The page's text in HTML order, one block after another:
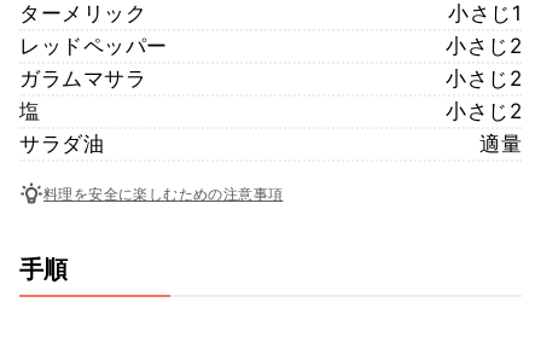
ターメリック
小さじ1
レッドペッパー
小さじ2
ガラムマサラ
小さじ2
塩
小さじ2
サラダ油
適量
料理を安全に楽しむための注意事項
手順